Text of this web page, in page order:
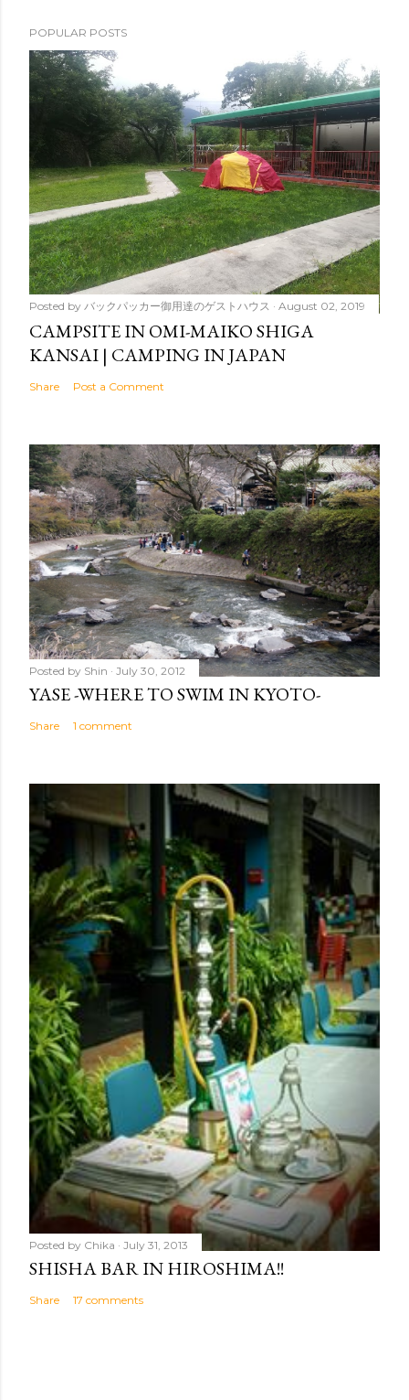
POPULAR POSTS
Posted by バックパッカー御用達のゲストハウス August 02, 2019
CAMPSITE IN OMI-MAIKO SHIGA
KANSAI | CAMPING IN JAPAN
Share Post a Comment
Posted by Shin July 30, 2012
YASE -WHERE TO SWIM IN KYOTO-
Share 1 comment
Posted by Chika July 31, 2013
SHISHA BAR IN HIROSHIMA!!
Share 17 comments